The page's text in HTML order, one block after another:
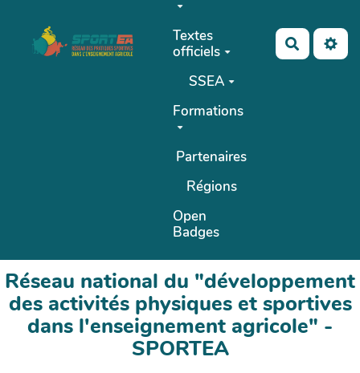
Textes
officiels
SSEA
Formations
Partenaires
Régions
Open
Badges
Réseau national du "développement
des activités physiques et sportives
dans l'enseignement agricole" -
SPORTEA